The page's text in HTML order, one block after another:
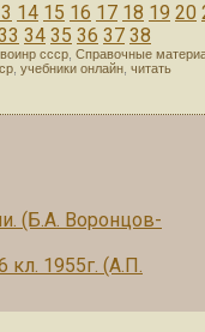
14 15 16 17 18 19 20
34 35 36 37 38
воинр ссср Справочные
учебники онлайн читать
(Б.А. Воронцов-
кл. 1955г. (А.П.